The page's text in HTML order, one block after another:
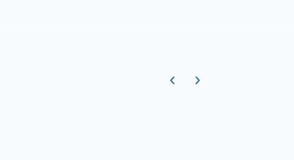
Previous carousel slide
Next carousel slide